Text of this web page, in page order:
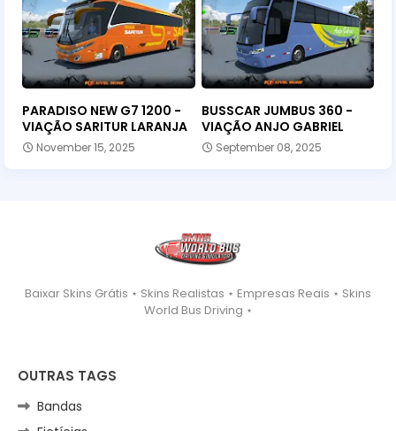
PARADISO NEW G7 1200 -
VIAÇÃO SARITUR LARANJA
November 15, 2025
BUSSCAR JUMBUS 360 -
VIAÇÃO ANJO GABRIEL
September 08, 2025
Baixar Skins Grátis ⋆ Skins Realistas ⋆ Empresas Reais ⋆ Skins
World Bus Driving ⋆
OUTRAS TAGS
Bandas